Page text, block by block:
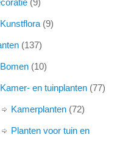
9
Kunstflora 9
137
Bomen 10
Kamer- en tuinplanten 77
Kamerplanten 72
Planten voor tuin en